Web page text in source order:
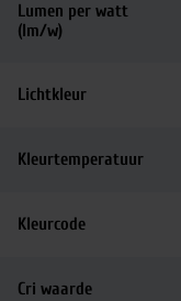
Lumen per watt
(lm/w)
Lichtkleur
Kleurtemperatuur
Kleurcode
Cri waarde